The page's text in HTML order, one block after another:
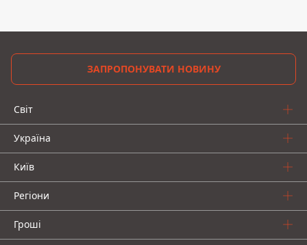
ЗАПРОПОНУВАТИ НОВИНУ
Світ
Україна
Київ
Регіони
Гроші